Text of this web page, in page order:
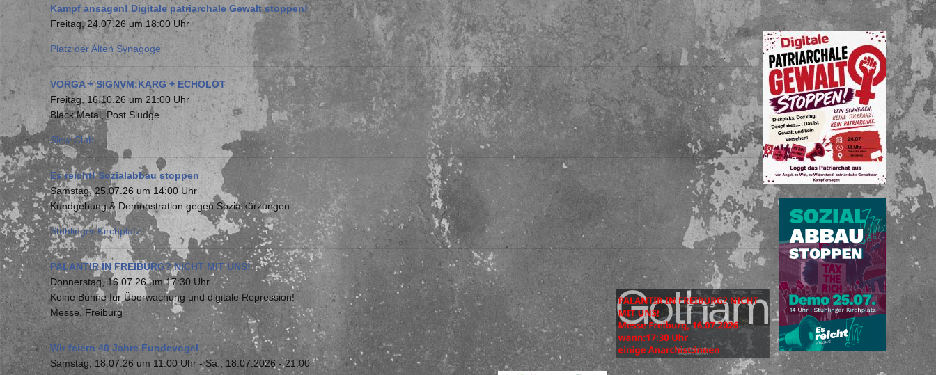
Kampf ansagen! Digitale patriarchale Gewalt stoppen!
Freitag, 24.07.26 um 18:00 Uhr
Platz der Alten Synagoge
VORGA + SIGNVM:KARG + ECHOLOT
Freitag, 16.10.26 um 21:00 Uhr
Black Metal, Post Sludge
Slow Club
Es reicht! Sozialabbau stoppen
Samstag, 25.07.26 um 14:00 Uhr
Kundgebung & Demonstration gegen Sozialkürzungen
Stühlinger Kirchplatz
PALANTIR IN FREIBURG? NICHT MIT UNS!
Donnerstag, 16.07.26 um 17:30 Uhr
Keine Bühne für Überwachung und digitale Repression!
Messe, Freiburg
Wir feiern 40 Jahre Fundevogel
Samstag, 18.07.26 um 11:00 Uhr -Sa., 18.07.2026 - 21:00